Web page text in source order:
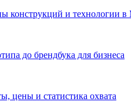
конструкций и технологии в
до брендбука для бизнеса
цены и статистика охвата